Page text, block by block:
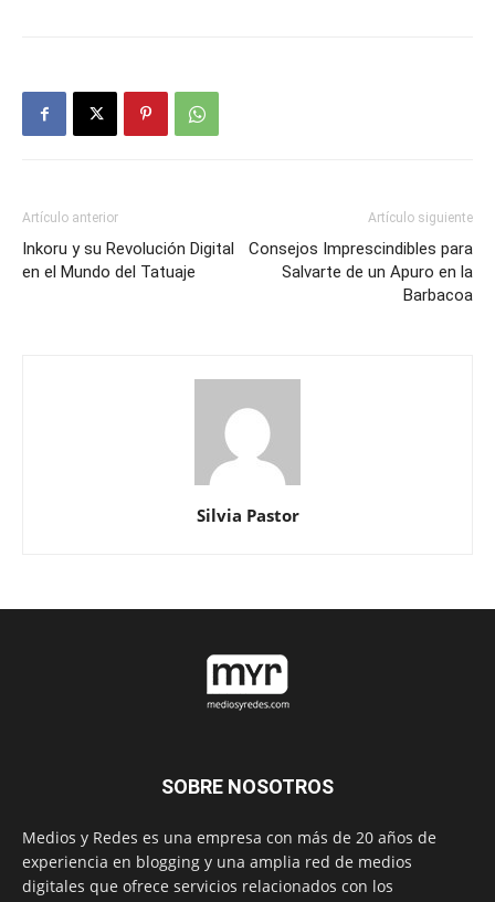
Artículo anterior
Inkoru y su Revolución Digital
en el Mundo del Tatuaje
Artículo siguiente
Consejos Imprescindibles para
Salvarte de un Apuro en la
Barbacoa
Silvia Pastor
SOBRE NOSOTROS
Medios y Redes es una empresa con más de 20 años de
experiencia en blogging y una amplia red de medios
digitales que ofrece servicios relacionados con los